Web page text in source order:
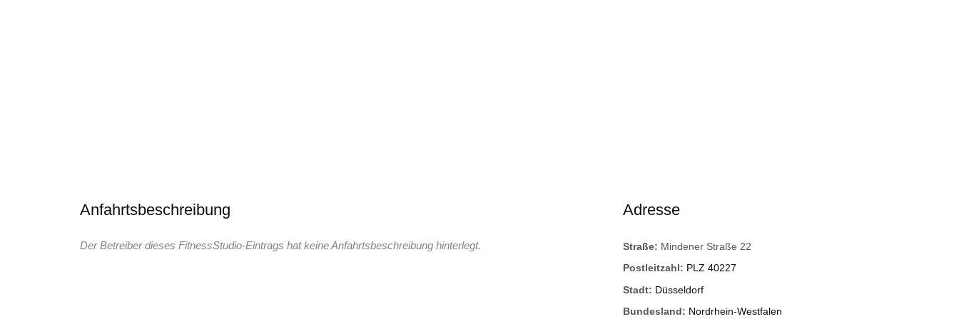
Anfahrtsbeschreibung
Der Betreiber dieses FitnessStudio-Eintrags hat keine Anfahrtsbeschreibung hinterlegt.
Adresse
Straße: Mindener Straße 22
Postleitzahl: PLZ 40227
Stadt: Düsseldorf
Bundesland: Nordrhein-Westfalen